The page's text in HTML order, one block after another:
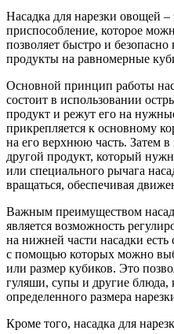
Насадка для нарезки овощей –
приспособление, которое
позволяет быстро и
продукты на равномерные
Основной принцип работы
состоит в использовании
продукт и режут его на
прикрепляется к основному
на его верхнюю часть. Затем в
другой продукт, который
или специального рычага
вращаться, обеспечивая
Важным преимуществом
является возможность
на нижней части насадки
с помощью которых можно
или размер кубиков. Это
гуляши, супы и другие блюда,
определенного размера
Кроме того, насадка для